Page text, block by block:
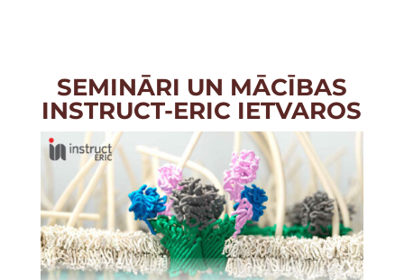
SEMINĀRI UN MĀCĪBAS
INSTRUCT-ERIC IETVAROS